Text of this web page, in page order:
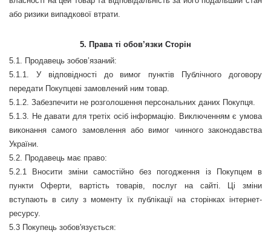
або ризики випадкової втрати.
5. Права ті обов’язки Сторін
5.1. Продавець зобов’язаний:
5.1.1. У відповідності до вимог пунктів Публічного договору
передати Покупцеві замовлений ним товар.
5.1.2. Забезпечити не розголошення персональних даних Покупця.
5.1.3. Не давати для третіх осіб інформацію. Виключенням є умова
виконання самого замовлення або вимог чинного законодавства
України.
5.2. Продавець має право:
5.2.1 Вносити зміни самостійно без погодження із Покупцем в
пункти Оферти, вартість товарів, послуг на сайті. Ці зміни
вступають в силу з моменту їх публікації на сторінках інтернет-
ресурсу.
5.3 Покупець зобов'язується: